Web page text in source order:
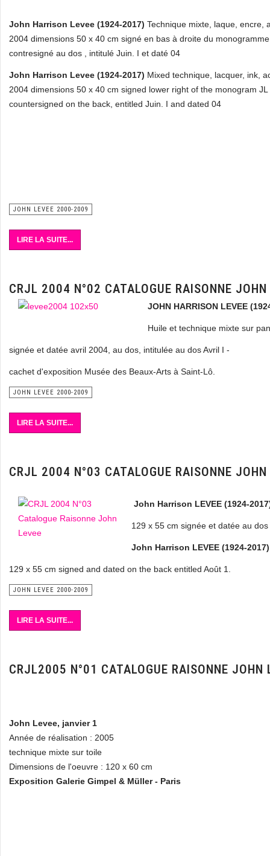
John Harrison Levee (1924-2017) Technique mixte, laque, encre,
2004 dimensions 50 x 40 cm signé en bas à droite du
contresigné au dos , intitulé Juin. I et daté 04
John Harrison Levee (1924-2017) Mixed technique, lacquer, ink,
2004 dimensions 50 x 40 cm signed lower right of the monogram
countersigned on the back, entitled Juin.
I and dated 04
JOHN LEVEE 2000-2009
LIRE LA SUITE...
CRJL 2004 N°02 CATALOGUE RAISONNE JOHN
JOHN HARRISON LEVEE
Huile et technique mixte sur
signée et datée avril 2004, au dos, intitulée au dos Avril I -
cachet d'exposition Musée des Beaux-Arts à Saint-Lô.
JOHN LEVEE 2000-2009
LIRE LA SUITE...
CRJL 2004 N°03 CATALOGUE RAISONNE JOHN
John Harrison LEVEE (1924-
129 x 55 cm signée et datée au
John Harrison LEVEE (1924-2017)
129 x 55 cm signed and dated on the back entitled Août 1.
JOHN LEVEE 2000-2009
LIRE LA SUITE...
CRJL2005 N°01 CATALOGUE RAISONNE JOHN
John Levee, janvier 1
Année de réalisation : 2005
technique mixte sur toile
Dimensions de l'oeuvre : 120 x 60 cm
Exposition Galerie Gimpel & Müller - Paris